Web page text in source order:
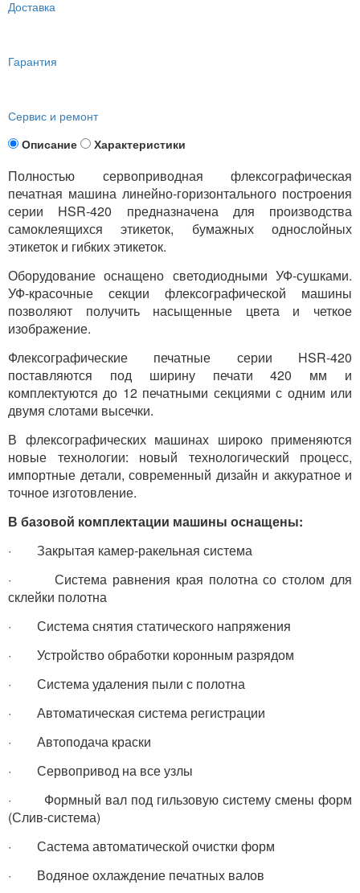
Доставка
Гарантия
Сервис и ремонт
Описание
Характеристики
Полностью сервоприводная флексографическая
печатная машина линейно-горизонтального построения
серии HSR-420 предназначена для производства
самоклеящихся этикеток, бумажных однослойных
этикеток и гибких этикеток.
Оборудование оснащено светодиодными УФ-сушками.
УФ-красочные секции флексографической машины
позволяют получить насыщенные цвета и четкое
изображение.
Флексографические печатные серии HSR-420
поставляются под ширину печати 420 мм и
комплектуются до 12 печатными секциями с одним или
двумя слотами высечки.
В флексографических машинах широко применяются
новые технологии: новый технологический процесс,
импортные детали, современный дизайн и аккуратное и
точное изготовление.
В базовой комплектации машины оснащены:
· Закрытая камер-ракельная система
· Система равнения края полотна со столом для
склейки полотна
· Система снятия статического напряжения
· Устройство обработки коронным разрядом
· Система удаления пыли с полотна
· Автоматическая система регистрации
· Автоподача краски
· Сервопривод на все узлы
· Формный вал под гильзовую систему смены форм
(Слив-система)
· Састема автоматической очистки форм
· Водяное охлаждение печатных валов